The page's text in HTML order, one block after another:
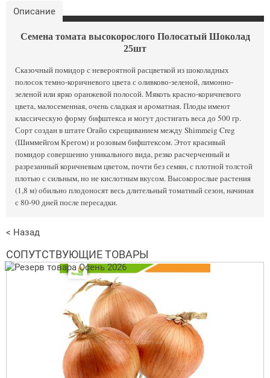
Описание
Семена томата высокорослого Полосатый Шоколад
25шт
Сказочный помидор с невероятной расцветкой из шоколадных
полосок темно-коричневого цвета с оливково-зеленой, лимонно-
зеленой или ярко оранжевой полосой. Мякоть красно-коричневого
цвета, малосеменная, очень сладкая и ароматная. Плоды имеют
классическую форму бифштекса и могут достигать веса до 500 гр.
Сорт создан в штате Огайо скрещиванием между Shimmeig Creg
(Шиммейгом Крегом) и розовым бифштексом. Этот красивый
помидор совершенно уникального вида, резко расчерченный и
разрезанный коричневым цветом, почти без семян, с плотной толстой
плотью с сильным, но не кислотным вкусом. Высокорослые растения
(1,8 м) обильно плодоносят весь длительный томатный сезон, начиная
с 80-90 дней после пересадки.
< Назад
СОПУТСТВУЮЩИЕ ТОВАРЫ